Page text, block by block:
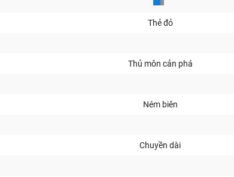
Thẻ đỏ
Thủ môn cản phá
Ném biên
Chuyền dài